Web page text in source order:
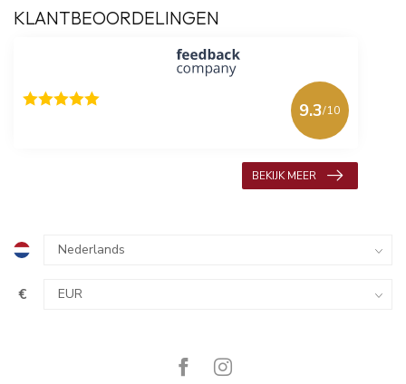
KLANTBEOORDELINGEN
9.3/10
BEKIJK MEER
€